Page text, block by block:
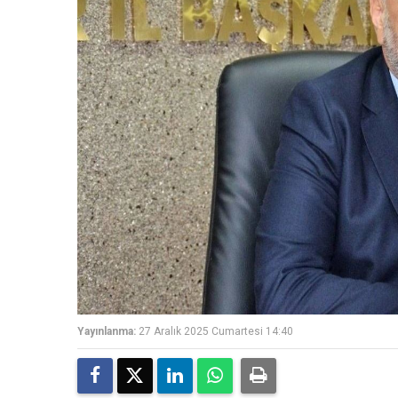
Yayınlanma: 27 Aralık 2025 Cumartesi 14:40